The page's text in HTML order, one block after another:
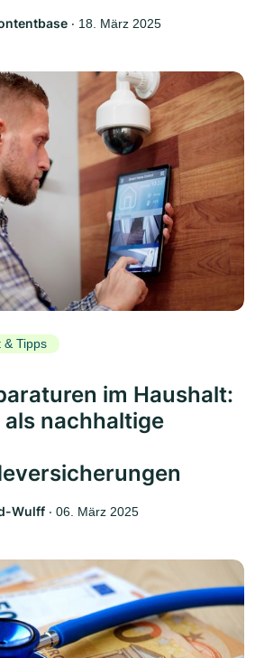
‧ 18. März 2025
& Tipps
im Haushalt:
nachhaltige
Wulff ‧ 06. März 2025